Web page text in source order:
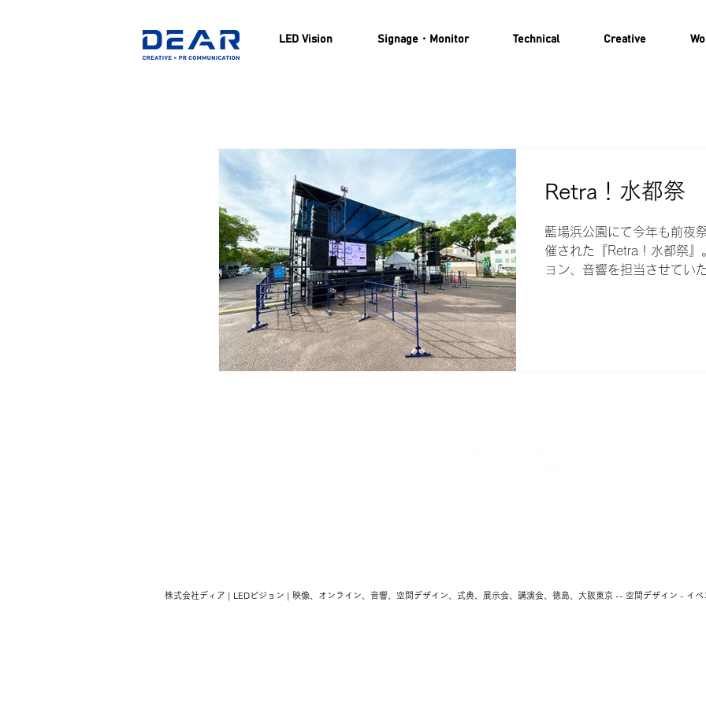
LED Vision Signage・Monitor Technical Creative
Retra！水都祭
藍場浜公園にて今年も前夜
催された『Retra！水都祭
ョン、音響を担当させてい
株式会社ディア | LEDビジョン | 映像、オンライン、音響、空間デザイン、式典、展示会、講演会、徳島、大阪東京 -- 空間デザイン - イ